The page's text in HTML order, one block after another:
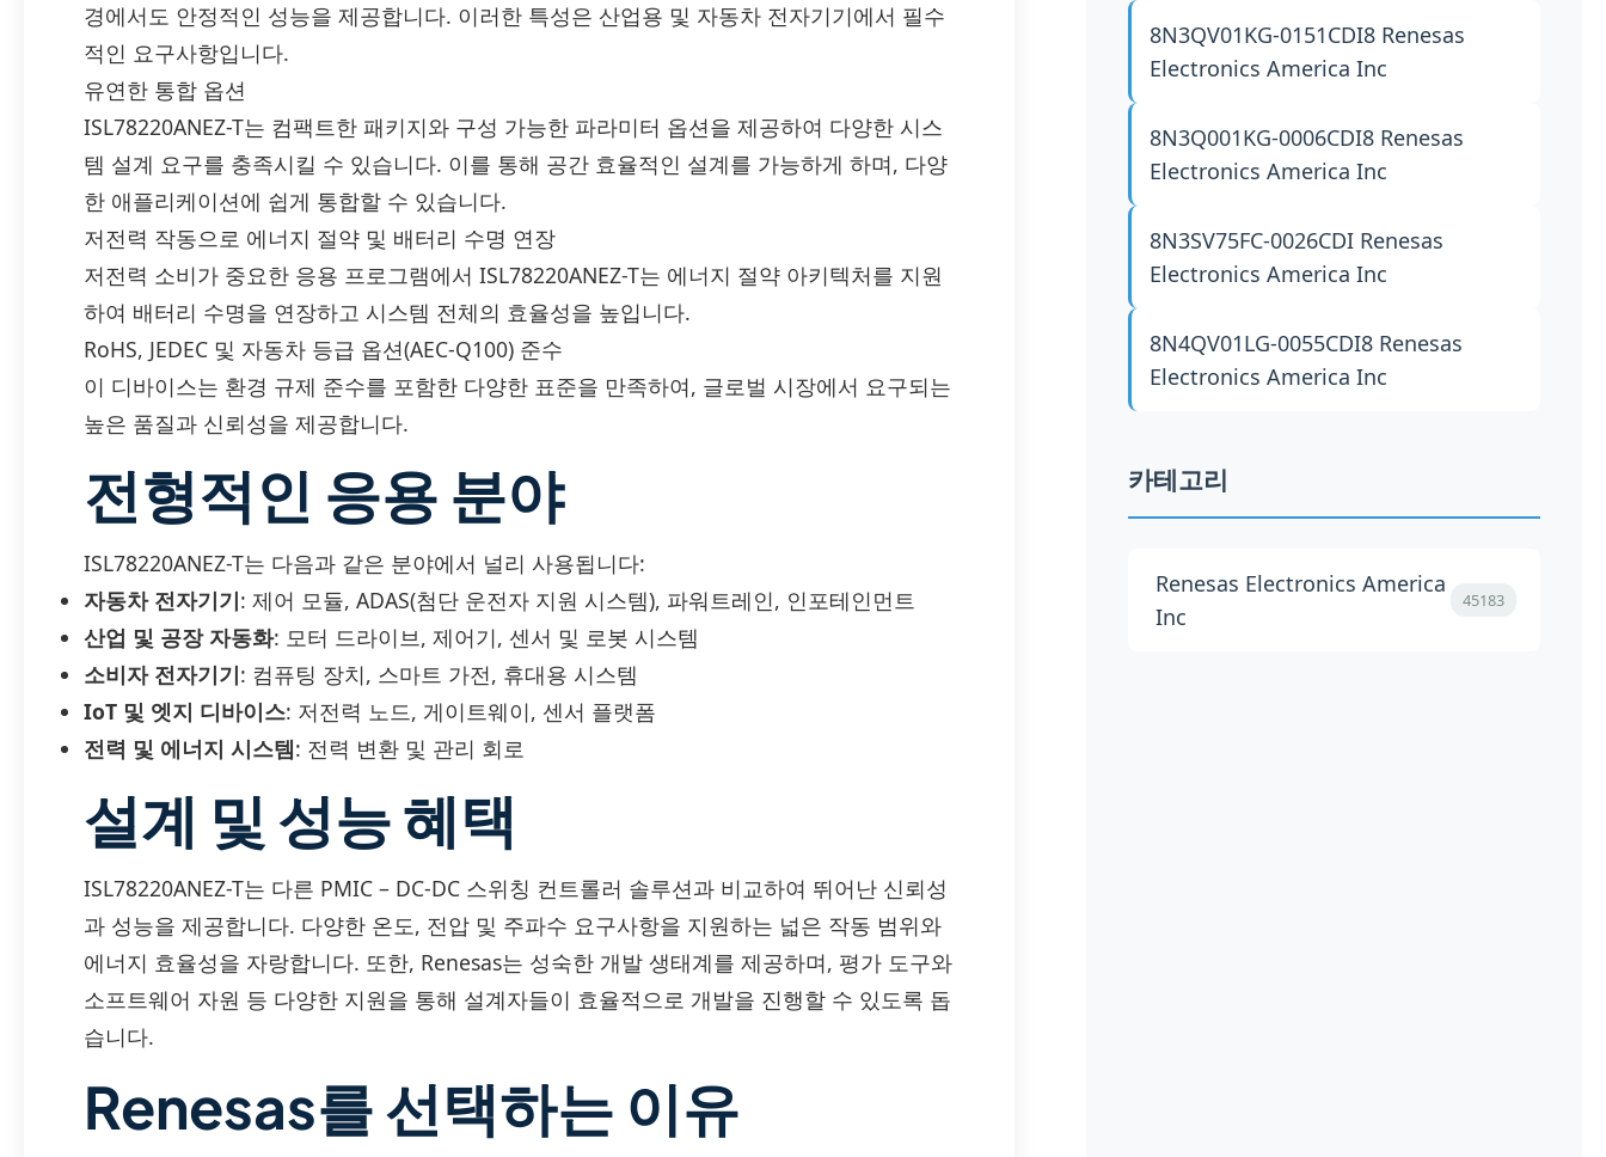
경에서도 안정적인 성능을 제공합니다. 이러한 특성은 산업용 및 자동차 전자기기에서 필수
적인 요구사항입니다.
유연한 통합 옵션
ISL78220ANEZ-T는 컴팩트한 패키지와 구성 가능한 파라미터 옵션을 제공하여 다양한 시스
템 설계 요구를 충족시킬 수 있습니다. 이를 통해 공간 효율적인 설계를 가능하게 하며, 다양
한 애플리케이션에 쉽게 통합할 수 있습니다.
저전력 작동으로 에너지 절약 및 배터리 수명 연장
저전력 소비가 중요한 응용 프로그램에서 ISL78220ANEZ-T는 에너지 절약 아키텍처를 지원
하여 배터리 수명을 연장하고 시스템 전체의 효율성을 높입니다.
RoHS, JEDEC 및 자동차 등급 옵션(AEC-Q100) 준수
이 디바이스는 환경 규제 준수를 포함한 다양한 표준을 만족하여, 글로벌 시장에서 요구되는
높은 품질과 신뢰성을 제공합니다.
전형적인 응용 분야
ISL78220ANEZ-T는 다음과 같은 분야에서 널리 사용됩니다:
자동차 전자기기: 제어 모듈, ADAS(첨단 운전자 지원 시스템), 파워트레인, 인포테인먼트
산업 및 공장 자동화: 모터 드라이브, 제어기, 센서 및 로봇 시스템
소비자 전자기기: 컴퓨팅 장치, 스마트 가전, 휴대용 시스템
IoT 및 엣지 디바이스: 저전력 노드, 게이트웨이, 센서 플랫폼
전력 및 에너지 시스템: 전력 변환 및 관리 회로
설계 및 성능 혜택
ISL78220ANEZ-T는 다른 PMIC – DC-DC 스위칭 컨트롤러 솔루션과 비교하여 뛰어난 신뢰성
과 성능을 제공합니다. 다양한 온도, 전압 및 주파수 요구사항을 지원하는 넓은 작동 범위와
에너지 효율성을 자랑합니다. 또한, Renesas는 성숙한 개발 생태계를 제공하며, 평가 도구와
소프트웨어 자원 등 다양한 지원을 통해 설계자들이 효율적으로 개발을 진행할 수 있도록 돕
습니다.
Renesas를 선택하는 이유
8N3QV01KG-0151CDI8 Renesas
Electronics America Inc
8N3Q001KG-0006CDI8 Renesas
Electronics America Inc
8N3SV75FC-0026CDI Renesas
Electronics America Inc
8N4QV01LG-0055CDI8 Renesas
Electronics America Inc
카테고리
Renesas Electronics America
Inc
45183